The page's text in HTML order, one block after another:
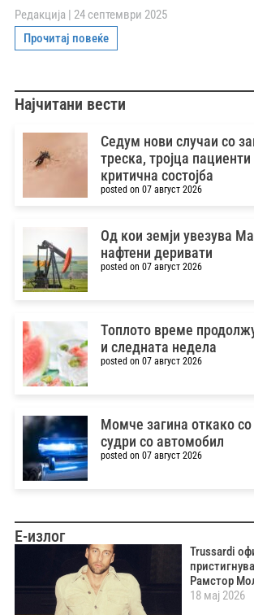
Редакција
24 септември 2025
Прочитај повеќе
Најчитани вести
Седум нови случаи со
треска, тројца
критична состојба
posted on 07 август 2026
Од кои земји увезува
нафтени деривати
posted on 07 август 2026
Топлото време
и следната недела
posted on 07 август 2026
Момче загина откако
судри со автомобил
posted on 07 август 2026
Е-излог
Trussardi
Рамстор
18 мај 2026